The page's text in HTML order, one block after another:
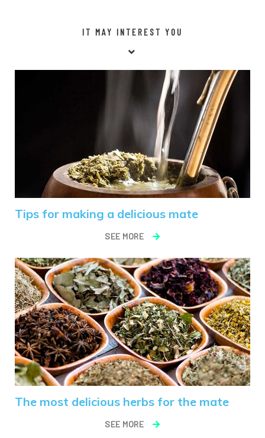
IT MAY INTEREST YOU
Tips for making a delicious mate
SEE MORE
The most delicious herbs for the mate
SEE MORE